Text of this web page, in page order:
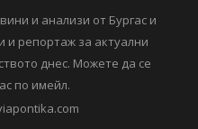
и анализи от Бургас и
и репортаж за актуални
днес. Можете да се
по имейл.